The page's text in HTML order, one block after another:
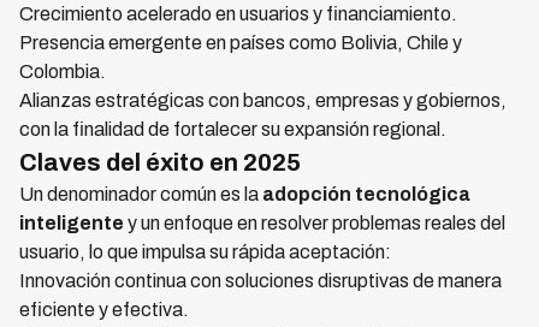
Crecimiento acelerado en usuarios y financiamiento.
Presencia emergente en países como Bolivia, Chile y
Colombia.
Alianzas estratégicas con bancos, empresas y gobiernos,
con la finalidad de fortalecer su expansión regional.
Claves del éxito en 2025
Un denominador común es la adopción tecnológica
inteligente y un enfoque en resolver problemas reales del
usuario, lo que impulsa su rápida aceptación:
Innovación continua con soluciones disruptivas de manera
eficiente y efectiva.